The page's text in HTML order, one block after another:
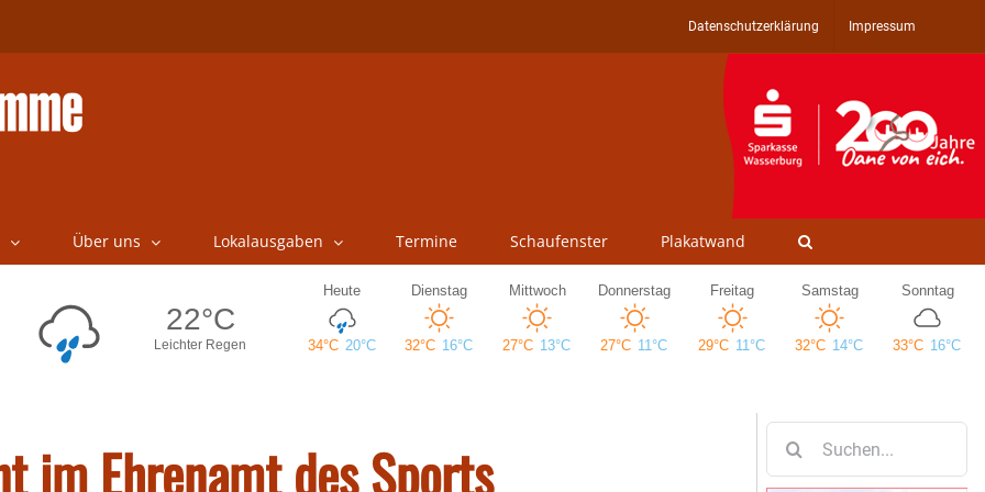
Datenschutzerklärung Impressum
Über uns Lokalausgaben Termine Schaufenster Plakatwand
im Ehrenamt des Sports
nach: